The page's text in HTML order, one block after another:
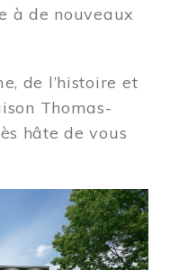
à de nouveaux
de l’histoire et
Thomas-
hâte de vous